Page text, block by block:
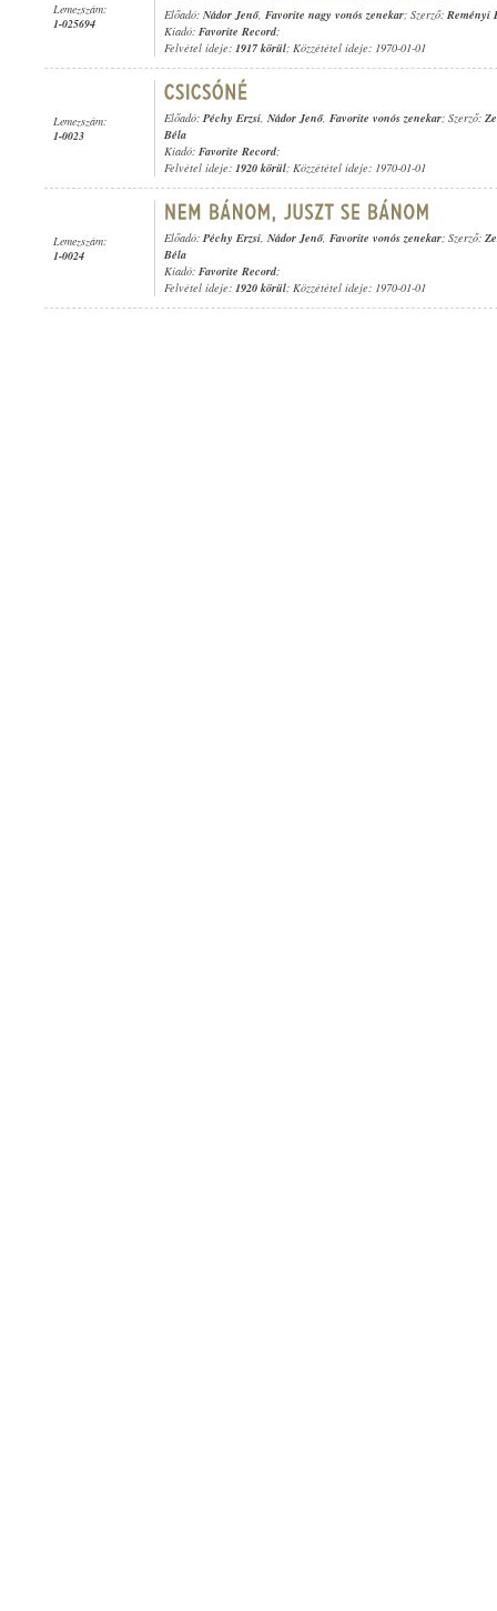
Lemezszám:
1-025694
Előadó: Nádor Jenő, Favorite nagy vonós zenekar; Szerző: Reményi
Kiadó: Favorite Record;
Felvétel ideje: 1917 körül; Közzététel ideje: 1970-01-01
Lemezszám:
1-0023
Előadó: Péchy Erzsi, Nádor Jenő, Favorite vonós zenekar; Szerző:
Béla
Kiadó: Favorite Record;
Felvétel ideje: 1920 körül; Közzététel ideje: 1970-01-01
Lemezszám:
1-0024
Előadó: Péchy Erzsi, Nádor Jenő, Favorite vonós zenekar; Szerző:
Béla
Kiadó: Favorite Record;
Felvétel ideje: 1920 körül; Közzététel ideje: 1970-01-01